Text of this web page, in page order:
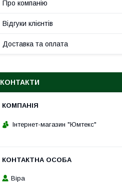
Про компанію
Відгуки клієнтів
Доставка та оплата
КОНТАКТИ
Інтернет-магазин "Юмтекс"
Віра